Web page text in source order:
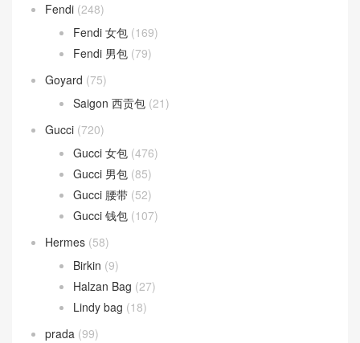
Fendi (248)
Fendi 女包 (169)
Fendi 男包 (79)
Goyard (75)
Saigon 西贡包 (21)
Gucci (720)
Gucci 女包 (476)
Gucci 男包 (85)
Gucci 腰带 (52)
Gucci 钱包 (107)
Hermes (58)
Birkin (9)
Halzan Bag (27)
Lindy bag (18)
prada (99)